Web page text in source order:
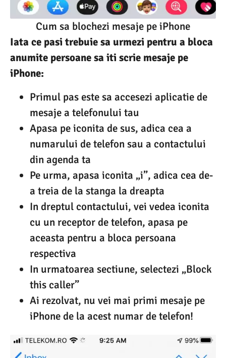
Cum sa blochezi mesaje pe iPhone
Iata ce pasi trebuie sa urmezi pentru a bloca
anumite persoane sa iti scrie mesaje pe
iPhone:
Primul pas este sa accesezi aplicatie de
mesaje a telefonului tau
Apasa pe iconita de sus, adica cea a
numarului de telefon sau a contactului
din agenda ta
Pe urma, apasa iconita „i”, adica cea de-
a treia de la stanga la dreapta
In dreptul contactului, vei vedea iconita
cu un receptor de telefon, apasa pe
aceasta pentru a bloca persoana
respectiva
In urmatoarea sectiune, selectezi „Block
this caller”
Ai rezolvat, nu vei mai primi mesaje pe
iPhone de la acest numar de telefon!